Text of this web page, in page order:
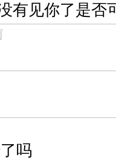
有见你了是否
吗